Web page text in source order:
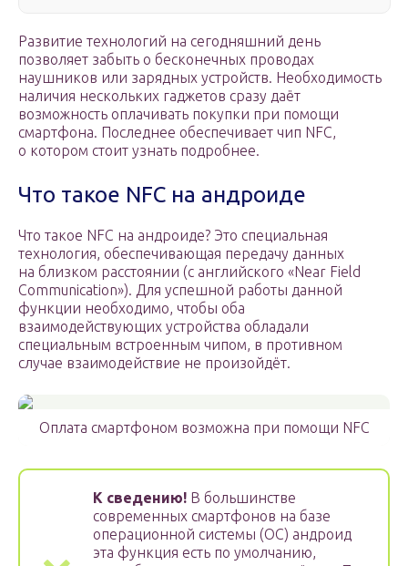
Развитие технологий на сегодняшний день
позволяет забыть о бесконечных проводах
наушников или зарядных устройств. Необходимость
наличия нескольких гаджетов сразу даёт
возможность оплачивать покупки при помощи
смартфона. Последнее обеспечивает чип NFC,
о котором стоит узнать подробнее.
Что такое NFC на андроиде
Что такое NFC на андроиде? Это специальная
технология, обеспечивающая передачу данных
на близком расстоянии (c английского «Near Field
Communication»). Для успешной работы данной
функции необходимо, чтобы оба
взаимодействующих устройства обладали
специальным встроенным чипом, в противном
случае взаимодействие не произойдёт.
Оплата смартфоном возможна при помощи NFC
К сведению! В большинстве
современных смартфонов на базе
операционной системы (ОС) андроид
эта функция есть по умолчанию,